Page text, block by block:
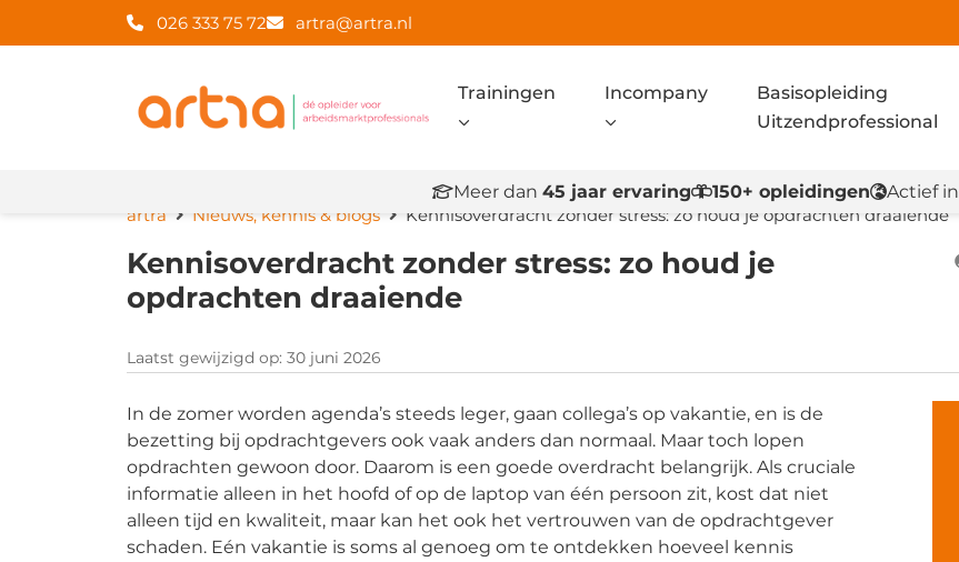
026 333 75 72 artra@artra.nl
Trainingen Incompany
Basisopleiding
Uitzendprofessional
Meer dan 45 jaar ervaring 150+ opleidingen Actief in
artra
Nieuws, kennis & blogs Kennisoverdracht zonder stress: zo houd je opdrachten draaiende
Kennisoverdracht zonder stress: zo houd je
opdrachten draaiende
Laatst gewijzigd op: 30 juni 2026
In de zomer worden agenda’s steeds leger, gaan collega’s op vakantie, en is de
bezetting bij opdrachtgevers ook vaak anders dan normaal. Maar toch lopen
opdrachten gewoon door. Daarom is een goede overdracht belangrijk. Als cruciale
informatie alleen in het hoofd of op de laptop van één persoon zit, kost dat niet
alleen tijd en kwaliteit, maar kan het ook het vertrouwen van de opdrachtgever
schaden. Eén vakantie is soms al genoeg om te ontdekken hoeveel kennis